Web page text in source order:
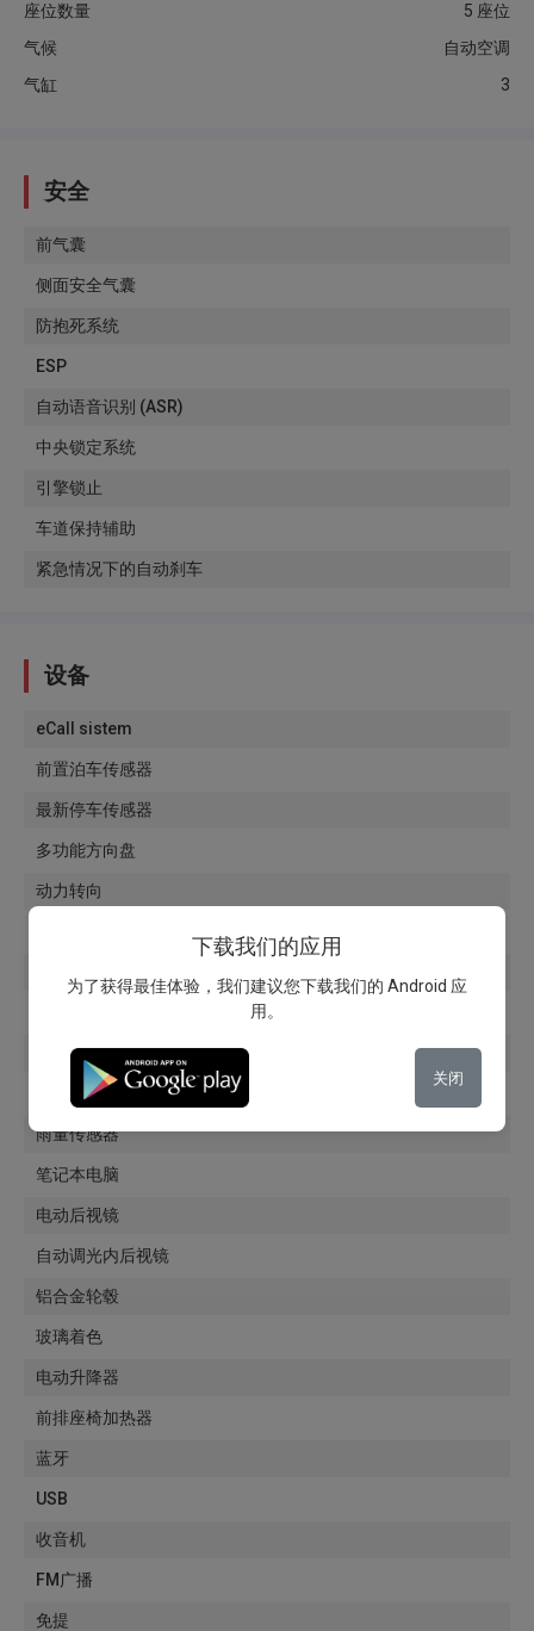
座位数量
5 座位
气候
自动空调
气缸
3
安全
前气囊
侧面安全气囊
防抱死系统
ESP
自动语音识别 (ASR)
中央锁定系统
引擎锁止
车道保持辅助
紧急情况下的自动刹车
设备
eCall sistem
前置泊车传感器
最新停车传感器
多功能方向盘
动力转向
光传感器
雨量传感器
笔记本电脑
电动后视镜
自动调光内后视镜
铝合金轮毂
玻璃着色
电动升降器
前排座椅加热器
蓝牙
USB
收音机
FM广播
免提
下载我们的应用
为了获得最佳体验，我们建议您下载我们的 Android 应
用。
关闭